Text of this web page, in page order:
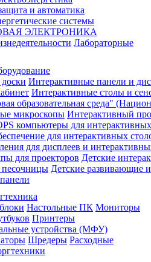
и автоматика
системы
ЭЛЕКТРОНИКА
Лабораторные
Интерактивные панели и
Интерактивные столы и
образовательная среда"
микроскопы Интерактивный
компьютеры для
для интерактивных
для дисплеев и
для проекторов Детские
Детские развивающие
Настольные ПК Мониторы
Принтеры
устройства (МФУ)
Шредеры Расходные